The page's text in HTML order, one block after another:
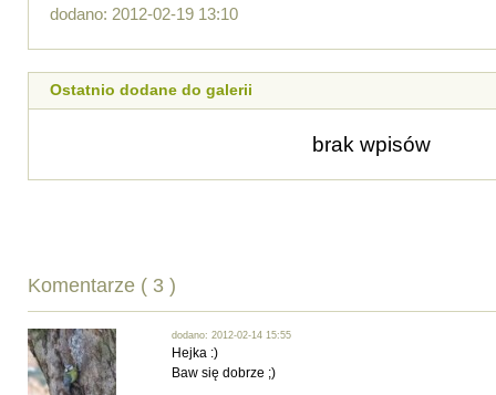
dodano: 2012-02-19 13:10
Ostatnio dodane do galerii
brak wpisów
Komentarze ( 3 )
dodano: 2012-02-14 15:55
Hejka :)
Baw się dobrze ;)